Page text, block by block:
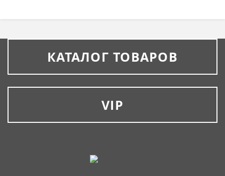
КАТАЛОГ ТОВАРОВ
VIP